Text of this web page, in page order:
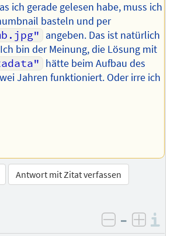
ich gerade gelesen habe, muss ich
basteln und per
angeben. Das ist natürlich
bin der Meinung, die Lösung mit
hätte beim Aufbau des
Jahren funktioniert. Oder irre ich
Antwort mit Zitat verfassen
negativ
–